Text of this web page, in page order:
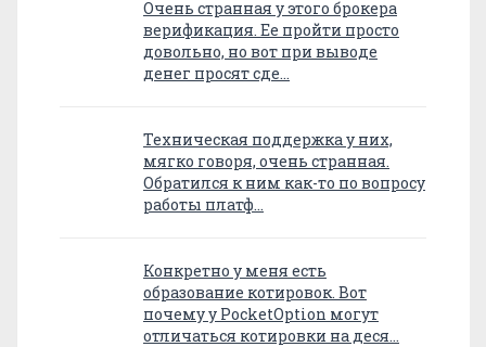
Очень странная у этого брокера
верификация. Ее пройти просто
довольно, но вот при выводе
денег просят сде…
Техническая поддержка у них,
мягко говоря, очень странная.
Обратился к ним как-то по вопросу
работы платф…
Конкретно у меня есть
образование котировок. Вот
почему у PocketOption могут
отличаться котировки на деся…